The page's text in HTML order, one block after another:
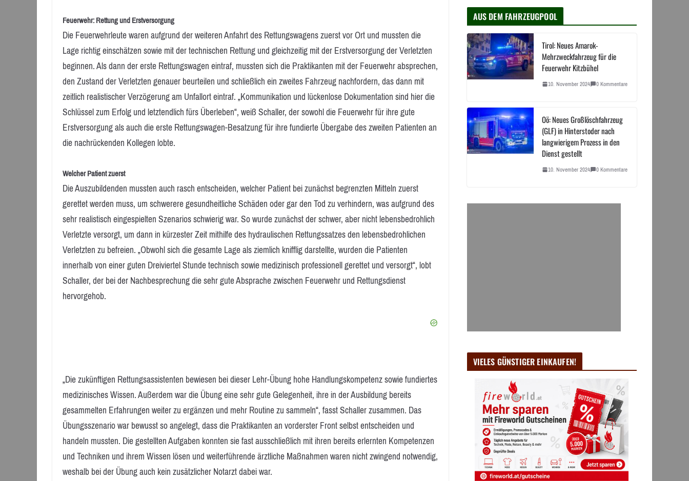
Feuerwehr: Rettung und Erstversorgung
Die Feuerwehrleute waren aufgrund der weiteren Anfahrt des Rettungswagens zuerst vor Ort und mussten die
Lage richtig einschätzen sowie mit der technischen Rettung und gleichzeitig mit der Erstversorgung der Verletzten
beginnen. Als dann der erste Rettungswagen eintraf, mussten sich die Praktikanten mit der Feuerwehr absprechen,
den Zustand der Verletzten genauer beurteilen und schließlich ein zweites Fahrzeug nachfordern, das dann mit
zeitlich realistischer Verzögerung am Unfallort eintraf. „Kommunikation und lückenlose Dokumentation sind hier die
Schlüssel zum Erfolg und letztendlich fürs Überleben“, weiß Schaller, der sowohl die Feuerwehr für ihre gute
Erstversorgung als auch die erste Rettungswagen-Besatzung für ihre fundierte Übergabe des zweiten Patienten an
die nachrückenden Kollegen lobte.
Welcher Patient zuerst
Die Auszubildenden mussten auch rasch entscheiden, welcher Patient bei zunächst begrenzten Mitteln zuerst
gerettet werden muss, um schwerere gesundheitliche Schäden oder gar den Tod zu verhindern, was aufgrund des
sehr realistisch eingespielten Szenarios schwierig war. So wurde zunächst der schwer, aber nicht lebensbedrohlich
Verletzte versorgt, um dann in kürzester Zeit mithilfe des hydraulischen Rettungssatzes den lebensbedrohlichen
Verletzten zu befreien. „Obwohl sich die gesamte Lage als ziemlich knifflig darstellte, wurden die Patienten
innerhalb von einer guten Dreiviertel Stunde technisch sowie medizinisch professionell gerettet und versorgt“, lobt
Schaller, der bei der Nachbesprechung die sehr gute Absprache zwischen Feuerwehr und Rettungsdienst
hervorgehob.
„Die zukünftigen Rettungsassistenten bewiesen bei dieser Lehr-Übung hohe Handlungskompetenz sowie fundiertes
medizinisches Wissen. Außerdem war die Übung eine sehr gute Gelegenheit, ihre in der Ausbildung bereits
gesammelten Erfahrungen weiter zu ergänzen und mehr Routine zu sammeln“, fasst Schaller zusammen. Das
Übungsszenario war bewusst so angelegt, dass die Praktikanten an vorderster Front selbst entscheiden und
handeln mussten. Die gestellten Aufgaben konnten sie fast ausschließlich mit ihren bereits erlernten Kompetenzen
und Techniken und ihrem Wissen lösen und weiterführende ärztliche Maßnahmen waren nicht zwingend notwendig,
weshalb bei der Übung auch kein zusätzlicher Notarzt dabei war.
AUS DEM FAHRZEUGPOOL
Tirol: Neues Amarok-
Mehrzweckfahrzeug für die
Feuerwehr Kitzbühel
10. November 2024 0 Kommentare
Oö: Neues Großlöschfahrzeug
(GLF) in Hinterstoder nach
langwierigem Prozess in den
Dienst gestellt
10. November 2024 0 Kommentare
VIELES GÜNSTIGER EINKAUFEN!